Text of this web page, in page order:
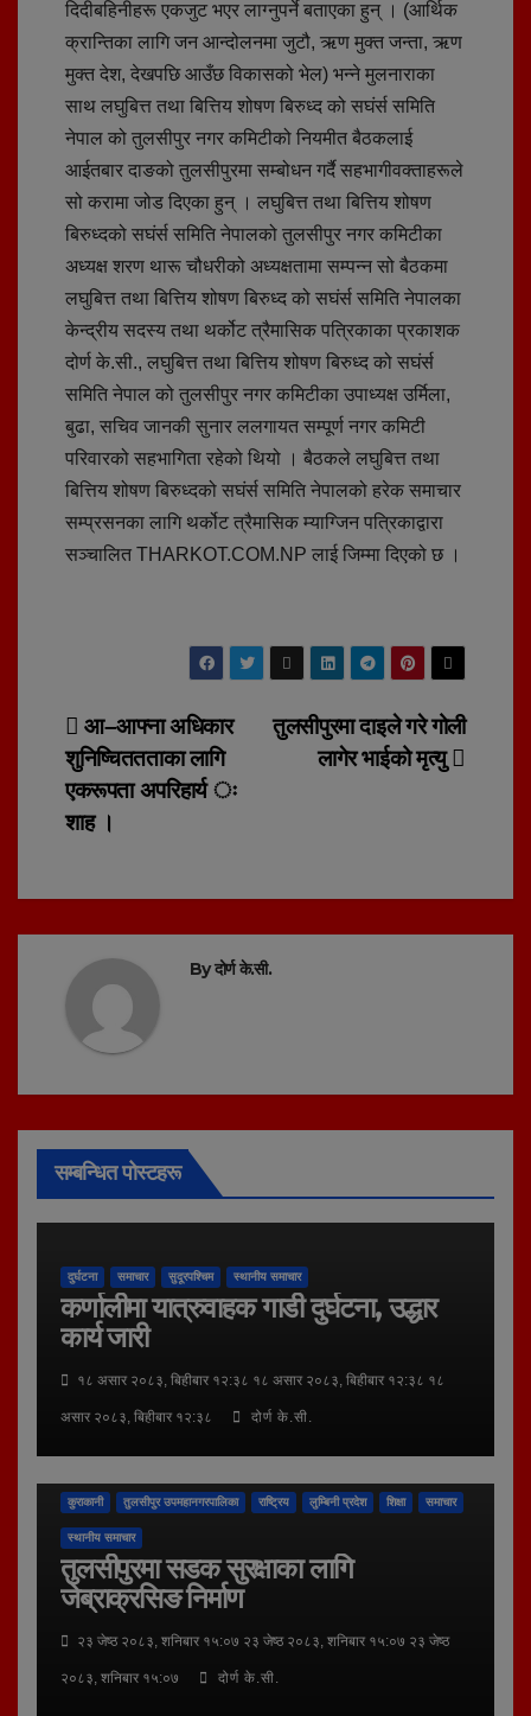
दिदीबहिनीहरू एकजुट भएर लाग्नुपर्ने बताएका हुन् । (आर्थिक
क्रान्तिका लागि जन आन्दोलनमा जुटौ, ऋण मुक्त जन्ता, ऋण
मुक्त देश, देखपछि आउँछ विकासको भेल) भन्ने मुलनाराका
साथ लघुबित्त तथा बित्तिय शोषण बिरुध्द को सघंर्स समिति
नेपाल को तुलसीपुर नगर कमिटीको नियमीत बैठकलाई
आईतबार दाङको तुलसीपुरमा सम्बोधन गर्दै सहभागीवक्ताहरूले
सो करामा जोड दिएका हुन् । लघुबित्त तथा बित्तिय शोषण
बिरुध्दको सघंर्स समिति नेपालको तुलसीपुर नगर कमिटीका
अध्यक्ष शरण थारू चौधरीको अध्यक्षतामा सम्पन्न सो बैठकमा
लघुबित्त तथा बित्तिय शोषण बिरुध्द को सघंर्स समिति नेपालका
केन्द्रीय सदस्य तथा थर्कोट त्रैमासिक पत्रिकाका प्रकाशक
दोर्ण के.सी., लघुबित्त तथा बित्तिय शोषण बिरुध्द को सघंर्स
समिति नेपाल को तुलसीपुर नगर कमिटीका उपाध्यक्ष उर्मिला,
बुढा, सचिव जानकी सुनार ललगायत सम्पूर्ण नगर कमिटी
परिवारको सहभागिता रहेको थियो । बैठकले लघुबित्त तथा
बित्तिय शोषण बिरुध्दको सघंर्स समिति नेपालको हरेक समाचार
सम्प्रसनका लागि थर्कोट त्रैमासिक म्याग्जिन पत्रिकाद्वारा
सञ्चालित THARKOT.COM.NP लाई जिम्मा दिएको छ ।
Post
navigation
तुलसीपुरमा दाइले गरे गोली
लागेर भाईको मृत्यु
आ–आफ्ना अधिकार
शुनिष्चिततताका लागि
एकरूपता अपरिहार्य ः
शाह ।
Byदोर्ण के.सी.
सम्बन्धित पोस्टहरू
दुर्घटना समाचार सुदूरपश्चिम स्थानीय समाचार
कर्णालीमा यात्रुवाहक गाडी दुर्घटना, उद्धार
कार्य जारी
१८ असार २०८३, बिहीबार १२:३८ १८ असार २०८३, बिहीबार १२:३८ १८
असार २०८३, बिहीबार १२:३८ दोर्ण के.सी.
कुराकानी तुलसीपुर उपमहानगरपालिका राष्ट्रिय लुम्बिनी प्रदेश शिक्षा समाचार
स्थानीय समाचार
तुलसीपुरमा सडक सुरक्षाका लागि
जेब्राक्रसिङ निर्माण
२३ जेष्ठ २०८३, शनिबार १५:०७ २३ जेष्ठ २०८३, शनिबार १५:०७ २३ जेष्ठ
२०८३, शनिबार १५:०७ दोर्ण के.सी.